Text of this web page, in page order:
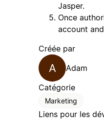
Jasper.
Once
account
Créée par
A
Adam
Catégorie
Marketing
Liens pour les